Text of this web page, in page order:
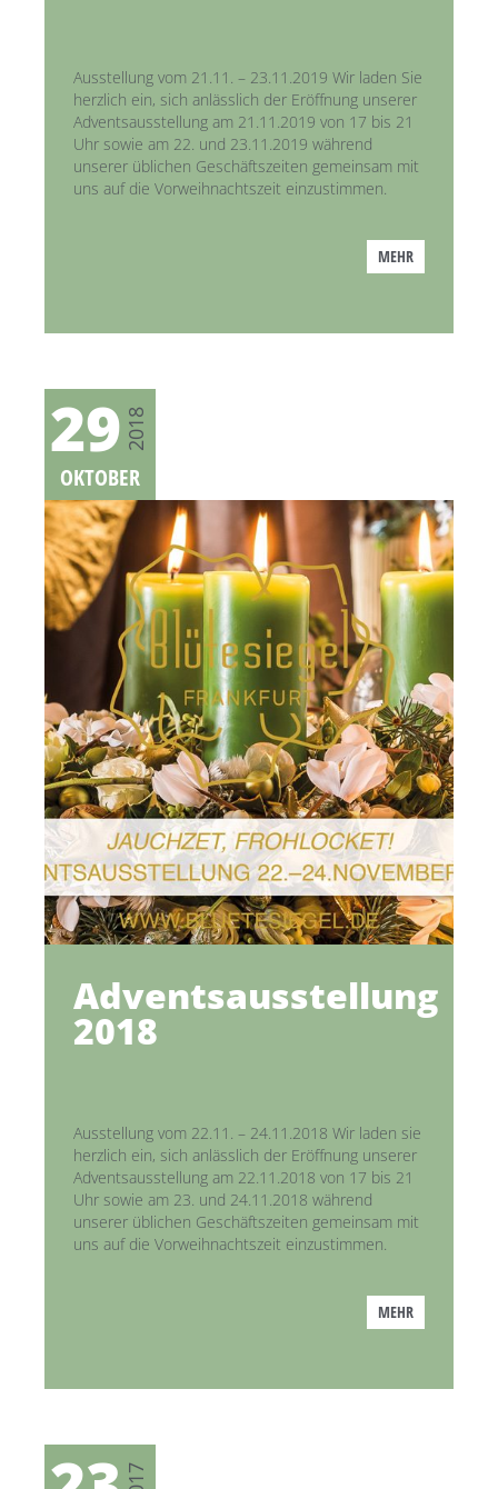
Ausstellung vom 21.11. – 23.11.2019 Wir laden Sie
herzlich ein, sich anlässlich der Eröffnung unserer
Adventsausstellung am 21.11.2019 von 17 bis 21
Uhr sowie am 22. und 23.11.2019 während
unserer üblichen Geschäftszeiten gemeinsam mit
uns auf die Vorweihnachtszeit einzustimmen.
MEHR
29
OKTOBER
2018
Adventsausstellung
2018
Ausstellung vom 22.11. – 24.11.2018 Wir laden sie
herzlich ein, sich anlässlich der Eröffnung unserer
Adventsausstellung am 22.11.2018 von 17 bis 21
Uhr sowie am 23. und 24.11.2018 während
unserer üblichen Geschäftszeiten gemeinsam mit
uns auf die Vorweihnachtszeit einzustimmen.
MEHR